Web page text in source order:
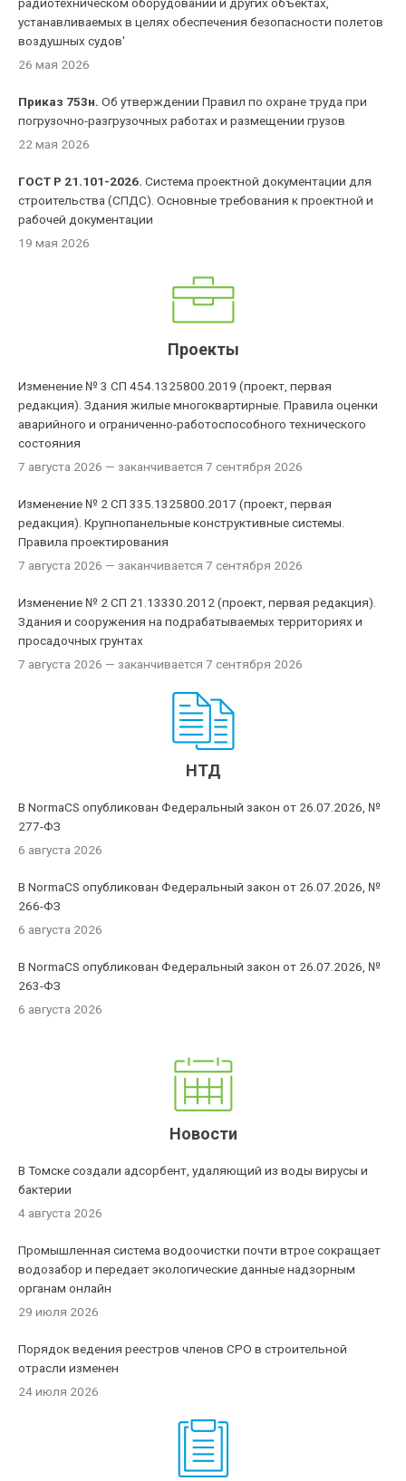
устанавливаемых в целях обеспечения безопасности полетов
воздушных судов'
26 мая 2026
Приказ 753н. Об утверждении Правил по охране труда при
погрузочно-разгрузочных работах и размещении грузов
22 мая 2026
ГОСТ Р 21.101-2026. Система проектной документации для
строительства (СПДС). Основные требования к проектной и
рабочей документации
19 мая 2026
Проекты
Изменение № 3 СП 454.1325800.2019 (проект, первая
редакция). Здания жилые многоквартирные. Правила оценки
аварийного и ограниченно-работоспособного технического
состояния
7 августа 2026 — заканчивается 7 сентября 2026
Изменение № 2 СП 335.1325800.2017 (проект, первая
редакция). Крупнопанельные конструктивные системы.
Правила проектирования
7 августа 2026 — заканчивается 7 сентября 2026
Изменение № 2 СП 21.13330.2012 (проект, первая редакция).
Здания и сооружения на подрабатываемых территориях и
просадочных грунтах
7 августа 2026 — заканчивается 7 сентября 2026
НТД
В NormaCS опубликован Федеральный закон от 26.07.2026, №
277-ФЗ
6 августа 2026
В NormaCS опубликован Федеральный закон от 26.07.2026, №
266-ФЗ
6 августа 2026
В NormaCS опубликован Федеральный закон от 26.07.2026, №
263-ФЗ
6 августа 2026
Новости
В Томске создали адсорбент, удаляющий из воды вирусы и
бактерии
4 августа 2026
Промышленная система водоочистки почти втрое сокращает
водозабор и передает экологические данные надзорным
органам онлайн
29 июля 2026
Порядок ведения реестров членов СРО в строительной
отрасли изменен
24 июля 2026